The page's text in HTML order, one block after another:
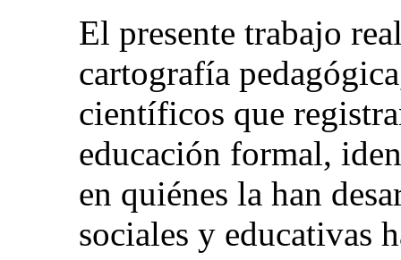
El presente trabajo
cartografía
científicos que
educación formal,
en quiénes la han
sociales y educativas